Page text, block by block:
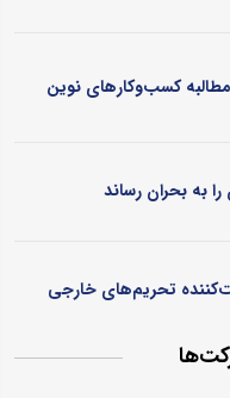
مطالبه کسب‌وکارهای نوین
تحریم‌های خارجی